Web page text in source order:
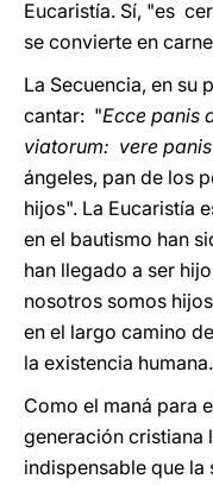
Eucaristía. Sí, "es
se convierte en
La Secuencia, en su
cantar: "Ecce panis
viatorum: vere
ángeles, pan de los
hijos". La Eucaristía
en el bautismo han
han llegado a ser
nosotros somos
en el largo camino
la existencia humana.
Como el maná para
generación cristiana
indispensable que la